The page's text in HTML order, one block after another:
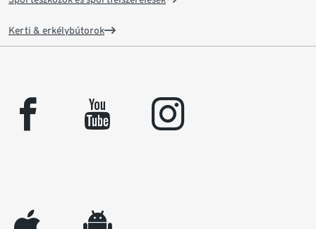
Kerti & erkélybútorok
facebook youtube instagram